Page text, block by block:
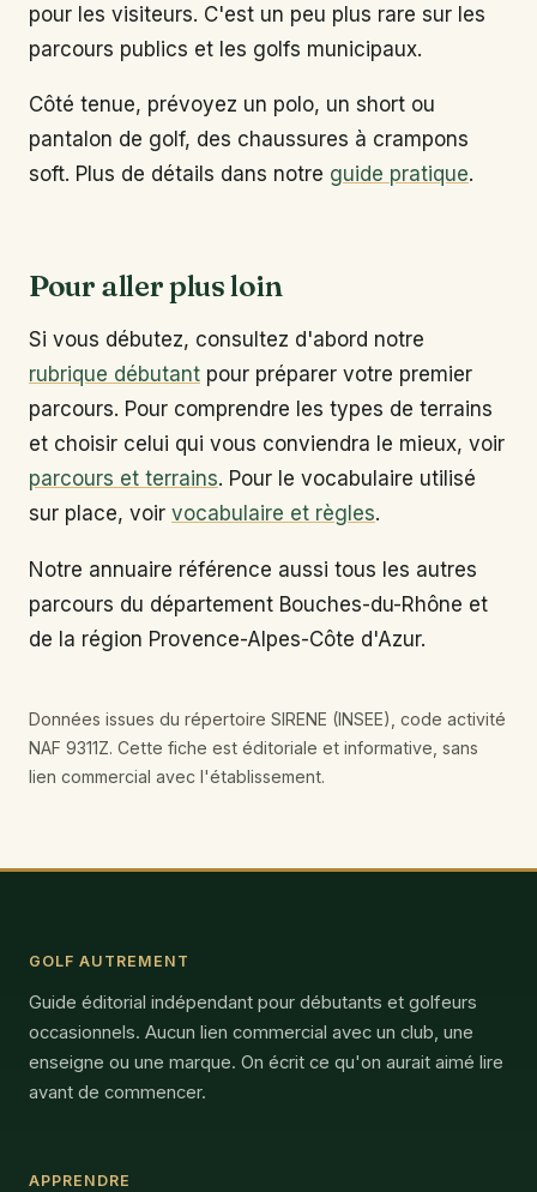
pour les visiteurs. C'est un peu plus rare sur les
parcours publics et les golfs municipaux.
Côté tenue, prévoyez un polo, un short ou
pantalon de golf, des chaussures à crampons
soft. Plus de détails dans notre guide pratique.
Pour aller plus loin
Si vous débutez, consultez d'abord notre
rubrique débutant pour préparer votre premier
parcours. Pour comprendre les types de terrains
et choisir celui qui vous conviendra le mieux, voir
parcours et terrains. Pour le vocabulaire utilisé
sur place, voir vocabulaire et règles.
Notre annuaire référence aussi tous les autres
parcours du département Bouches-du-Rhône et
de la région Provence-Alpes-Côte d'Azur.
Données issues du répertoire SIRENE (INSEE), code activité
NAF 9311Z. Cette fiche est éditoriale et informative, sans
lien commercial avec l'établissement.
GOLF AUTREMENT
Guide éditorial indépendant pour débutants et golfeurs
occasionnels. Aucun lien commercial avec un club, une
enseigne ou une marque. On écrit ce qu'on aurait aimé lire
avant de commencer.
APPRENDRE